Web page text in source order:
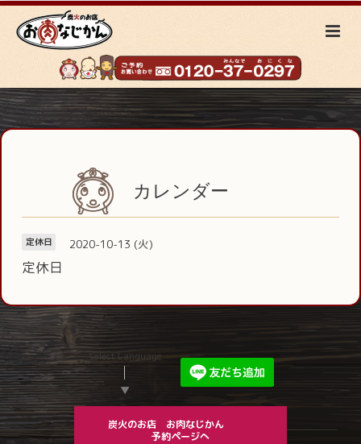
カレンダー
定休日 2020-10-13 (火)
定休日
Select Language
▼
炭火のお店 お肉なじかん
予約ページへ